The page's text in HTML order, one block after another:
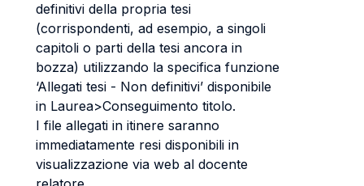
definitivi della propria tesi
(corrispondenti, ad esempio, a singoli
capitoli o parti della tesi ancora in
bozza) utilizzando la specifica funzione
‘Allegati tesi - Non definitivi’ disponibile
in Laurea>Conseguimento titolo.
I file allegati in itinere saranno
immediatamente resi disponibili in
visualizzazione via web al docente